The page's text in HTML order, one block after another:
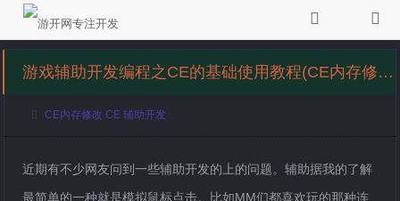
游戏辅助开发编程之CE的基础使用教程(CE内存修改)
CE内存修改 CE 辅助开发
近期有不少网友问到一些辅助开发的上的问题。辅助据我的了解
最简单的一种就是模拟鼠标点击。比如MM们都喜欢玩的那种连